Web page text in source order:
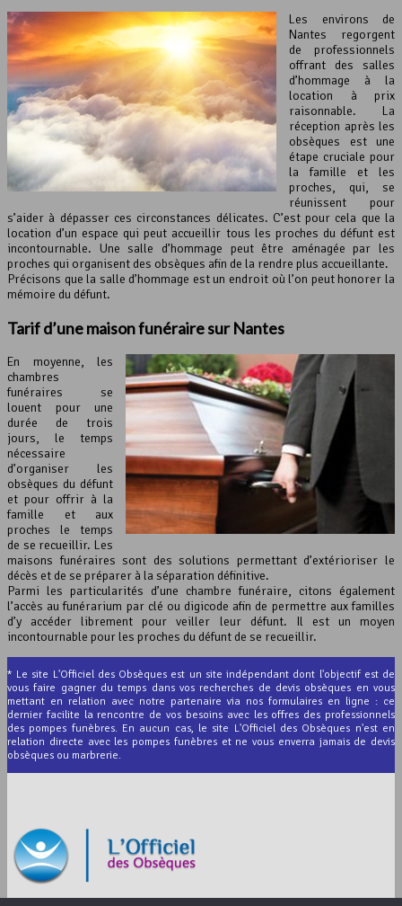
Les environs de
Nantes regorgent
de professionnels
offrant des salles
d’hommage à la
location à prix
raisonnable. La
réception après les
obsèques est une
étape cruciale pour
la famille et les
proches, qui, se
réunissent pour
s’aider à dépasser ces circonstances délicates. C’est pour cela que la
location d’un espace qui peut accueillir tous les proches du défunt est
incontournable. Une salle d’hommage peut être aménagée par les
proches qui organisent des obsèques afin de la rendre plus accueillante.
Précisons que la salle d’hommage est un endroit où l’on peut honorer la
mémoire du défunt.
Tarif d’unemaison funérairesur Nantes
En moyenne, les
chambres
funéraires se
louent pour une
durée de trois
jours, le temps
nécessaire
d’organiser les
obsèques du défunt
et pour offrir à la
famille et aux
proches le temps
de se recueillir. Les
maisons funéraires sont des solutions permettant d’extérioriser le
décès et de se préparer à la séparation définitive.
Parmi les particularités d’une chambre funéraire, citons également
l’accès au funérarium par clé ou digicode afin de permettre aux familles
d’y accéder librement pour veiller leur défunt. Il est un moyen
incontournable pour les proches du défunt de se recueillir.
* Le site L'Officiel des Obsèques est un site indépendant dont l'objectif est de
vous faire gagner du temps dans vos recherches de devis obsèques en vous
mettant en relation avec notre partenaire via nos formulaires en ligne : ce
dernier facilite la rencontre de vos besoins avec les offres des professionnels
des pompes funèbres. En aucun cas, le site L'Officiel des Obsèques n'est en
relation directe avec les pompes funèbres et ne vous enverra jamais de devis
obsèques ou marbrerie.